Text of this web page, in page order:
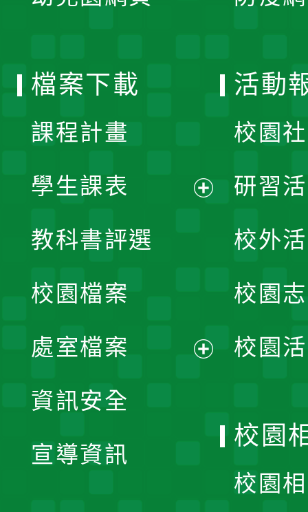
檔案下載
課程計畫
學生課表
單
教科書評選
校園檔案
處室檔案
資訊安全
宣導資訊
活動
校園
研習
校外
校園
校園
校園
校園